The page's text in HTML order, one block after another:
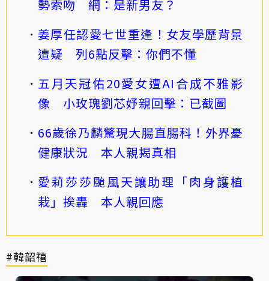
勢索吻 網：是新男友？
姜厚任認愛七世重逢！女友學歷背景
遭疑 列6點反擊：你們不懂
五月天冠佑20愛女遭AI合成不雅影
像 小玫瑰劉芯妤親回擊：已截圖
66歲徐乃麟驚現大腸直腸科！外界憂
健康狀況 本人親揭真相
愛莉莎莎颱風天讓助理「肉身護植
栽」挨轟 本人親回應
#韓韶禧